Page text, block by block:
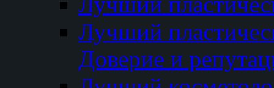
Лучший
Доверие и